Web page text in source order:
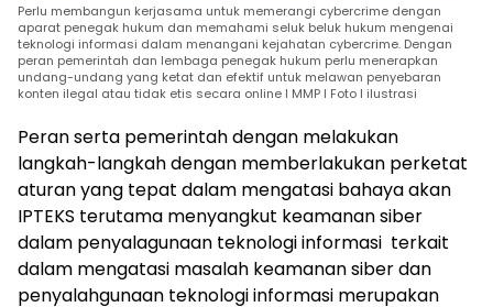
Perlu membangun kerjasama untuk memerangi cybercrime dengan
aparat penegak hukum dan memahami seluk beluk hukum mengenai
teknologi informasi dalam menangani kejahatan cybercrime. Dengan
peran pemerintah dan lembaga penegak hukum perlu menerapkan
undang-undang yang ketat dan efektif untuk melawan penyebaran
konten ilegal atau tidak etis secara online I MMP I Foto I ilustrasi
Peran serta pemerintah dengan melakukan
langkah-langkah dengan memberlakukan perketat
aturan yang tepat dalam mengatasi bahaya akan
IPTEKS terutama menyangkut keamanan siber
dalam penyalagunaan teknologi informasi terkait
dalam mengatasi masalah keamanan siber dan
penyalahgunaan teknologi informasi merupakan